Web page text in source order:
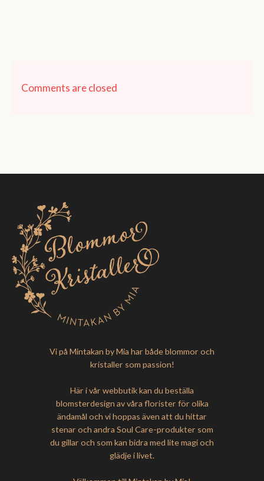
Comments are closed
Vi på Mintakan by Mia har både blommor och
kristaller som passion!
Här i vår webbutik kan du beställa
blomsterdesign av våra florister för olika
ändamål och vi hoppas även att du hittar
stenar och andra Soul Care-produkter som
du gillar och som kan bidra med lite magi och
glädje i livet.